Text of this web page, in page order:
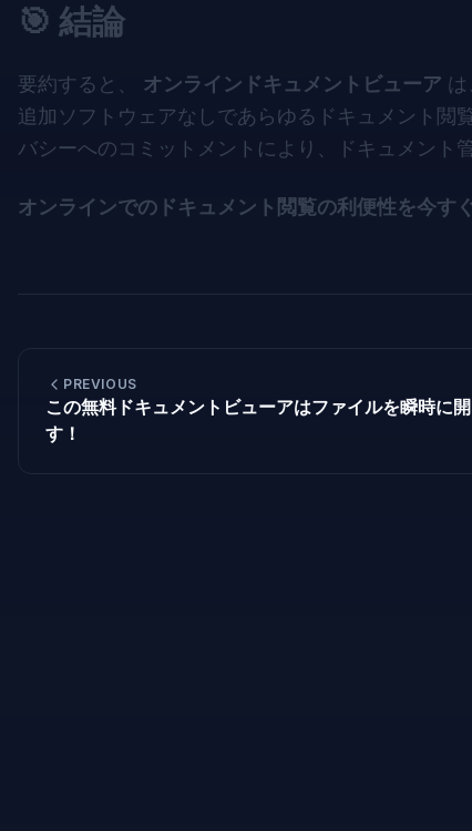
🎯 結論
要約すると、 オンラインドキュメントビューア
追加ソフトウェアなしであらゆるドキュメント閲
バシーへのコミットメントにより、ドキュメント
オンラインでのドキュメント閲覧の利便性を今す
PREVIOUS
この無料ドキュメントビューアはファイルを瞬時に
す！